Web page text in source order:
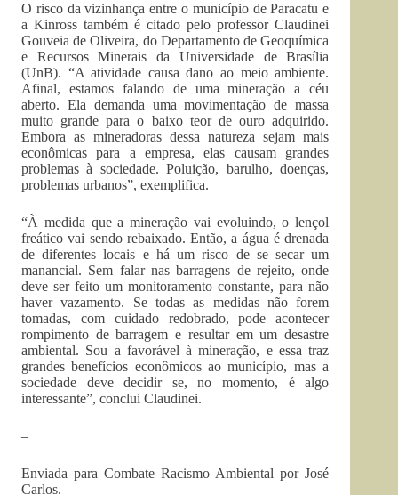
O risco da vizinhança entre o município de Paracatu e
a Kinross também é citado pelo professor Claudinei
Gouveia de Oliveira, do Departamento de Geoquímica
e Recursos Minerais da Universidade de Brasília
(UnB). “A atividade causa dano ao meio ambiente.
Afinal, estamos falando de uma mineração a céu
aberto. Ela demanda uma movimentação de massa
muito grande para o baixo teor de ouro adquirido.
Embora as mineradoras dessa natureza sejam mais
econômicas para a empresa, elas causam grandes
problemas à sociedade. Poluição, barulho, doenças,
problemas urbanos”, exemplifica.
“À medida que a mineração vai evoluindo, o lençol
freático vai sendo rebaixado. Então, a água é drenada
de diferentes locais e há um risco de se secar um
manancial. Sem falar nas barragens de rejeito, onde
deve ser feito um monitoramento constante, para não
haver vazamento. Se todas as medidas não forem
tomadas, com cuidado redobrado, pode acontecer
rompimento de barragem e resultar em um desastre
ambiental. Sou a favorável à mineração, e essa traz
grandes benefícios econômicos ao município, mas a
sociedade deve decidir se, no momento, é algo
interessante”, conclui Claudinei.
–
Enviada para Combate Racismo Ambiental por José
Carlos.